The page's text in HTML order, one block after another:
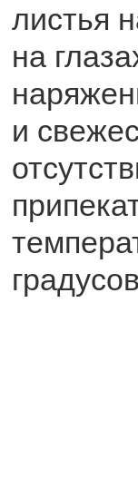
листья
на
и